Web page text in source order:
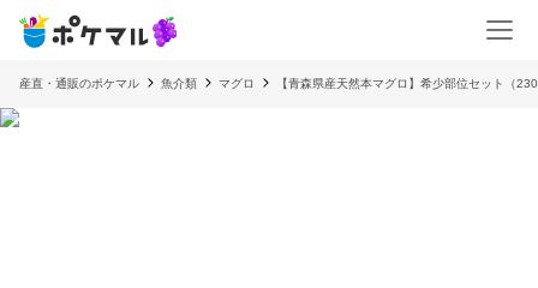
産直・通販のポケマル 魚介類 マグロ 【青森県産天然本マグロ】希少部位セット（